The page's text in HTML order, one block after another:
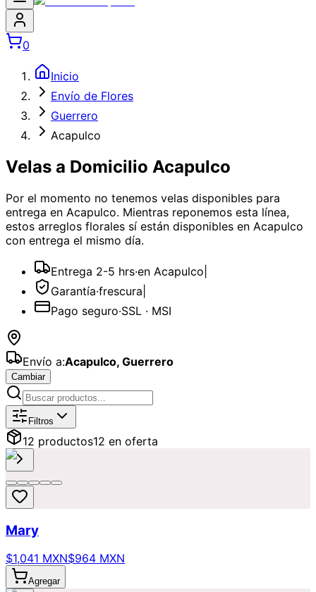
0
Inicio
Envío de Flores
Guerrero
Acapulco
Velas a Domicilio Acapulco
Por el momento no tenemos velas disponibles para
entrega en Acapulco. Mientras reponemos esta línea,
estos arreglos florales sí están disponibles en Acapulco
con entrega el mismo día.
Entrega 2-5 hrs·en Acapulco
Garantía·frescura
Pago seguro·SSL · MSI
Envío a:Acapulco, Guerrero
Cambiar
Catálogo deVelas
Filtros
12 productos12 en oferta
Mary
$1,041 MXN$964 MXN
Agregar